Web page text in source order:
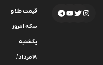
قیمت طلا و
سکه امروز
یکشنبه
۱۸مرداد/